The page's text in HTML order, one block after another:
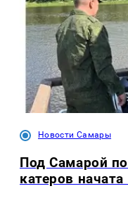
Новости Самары
Под Самарой
катеров